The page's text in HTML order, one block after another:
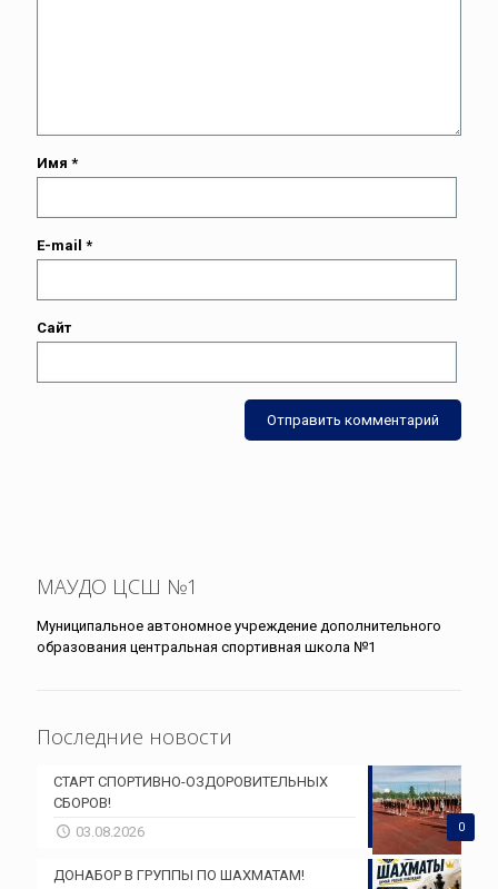
Имя *
E-mail *
Сайт
МАУДО ЦСШ №1
Муниципальное автономное учреждение дополнительного
образования центральная спортивная школа №1
Последние новости
0
СТАРТ СПОРТИВНО-ОЗДОРОВИТЕЛЬНЫХ
СБОРОВ!
03.08.2026
ДОНАБОР В ГРУППЫ ПО ШАХМАТАМ!